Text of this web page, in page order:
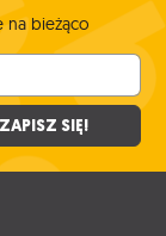
na bieżąco
ZAPISZ SIĘ!